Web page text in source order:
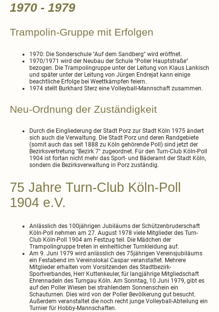
1970 - 1979
Trampolin-Gruppe mit Erfolgen
1970: Die Sonderschule "Auf dem Sandberg" wird eröffnet.
1970/1971 wird der Neubau der Schule "Poller Hauptstraße"
bezogen. Die Trampolingruppe unter der Leitung von Klaus Lankisch
und später unter der Leitung von Jürgen Endrejat kann einige
beachtliche Erfolge bei Weettkämpfen feiern.
1974 stellt Burkhard Sterz eine Volleyball-Mannschaft zusammen.
Neu-Ordnung der Zuständigkeit
Durch die Eingliederung der Stadt Porz zur Stadt Köln 1975 ändert
sich auch die Verwaltung. Die Stadt Porz und deren Randgebiete
(somit auch das seit 1888 zu Köln gehörende Poll) sind jetzt der
Bezirksvertretung "Bezirk 7" zugeordnet. Für den Turn-Club Köln-Poll
1904 ist fortan nicht mehr das Sport- und Bäderamt der Stadt Köln,
sondern die Bezirksverwaltung in Porz zuständig.
75 Jahre Turn-Club Köln-Poll
1904 e.V.
Anlässlich des 100jährigen Jubiläums der Schützenbruderschaft
Köln-Poll nehmen am 27. August 1978 viele Mitglieder des Turn-
Club Köln-Poll 1904 am Festzug teil. Die Mädchen der
Trampolingruppe treten in einheitlicher Turnkleidung auf.
Am 9. Juni 1979 wird anlässlich des 75jährigen Vereinsjubiläums
ein Festabend im Vereinslokal Caspar veranstaltet. Mehrere
Mitglieder erhalten vom Vorsitzenden des Stadtbezirk-
Sportverbandes, Herr Kuttenkeuler, für langjährige Mitgliedschaft
Ehrennadeln des Turngau Köln. Am Sonntag, 10 Juni 1979, gibt es
auf den Poller Wiesen bei strahlendem Sonnenschein ein
Schauturnen. Dies wird von der Poller Bevölkerung gut besucht.
Außerdem veranstaltet die noch recht junge Volleyball-Abteilung ein
Turnier für Hobby-Mannschaften.